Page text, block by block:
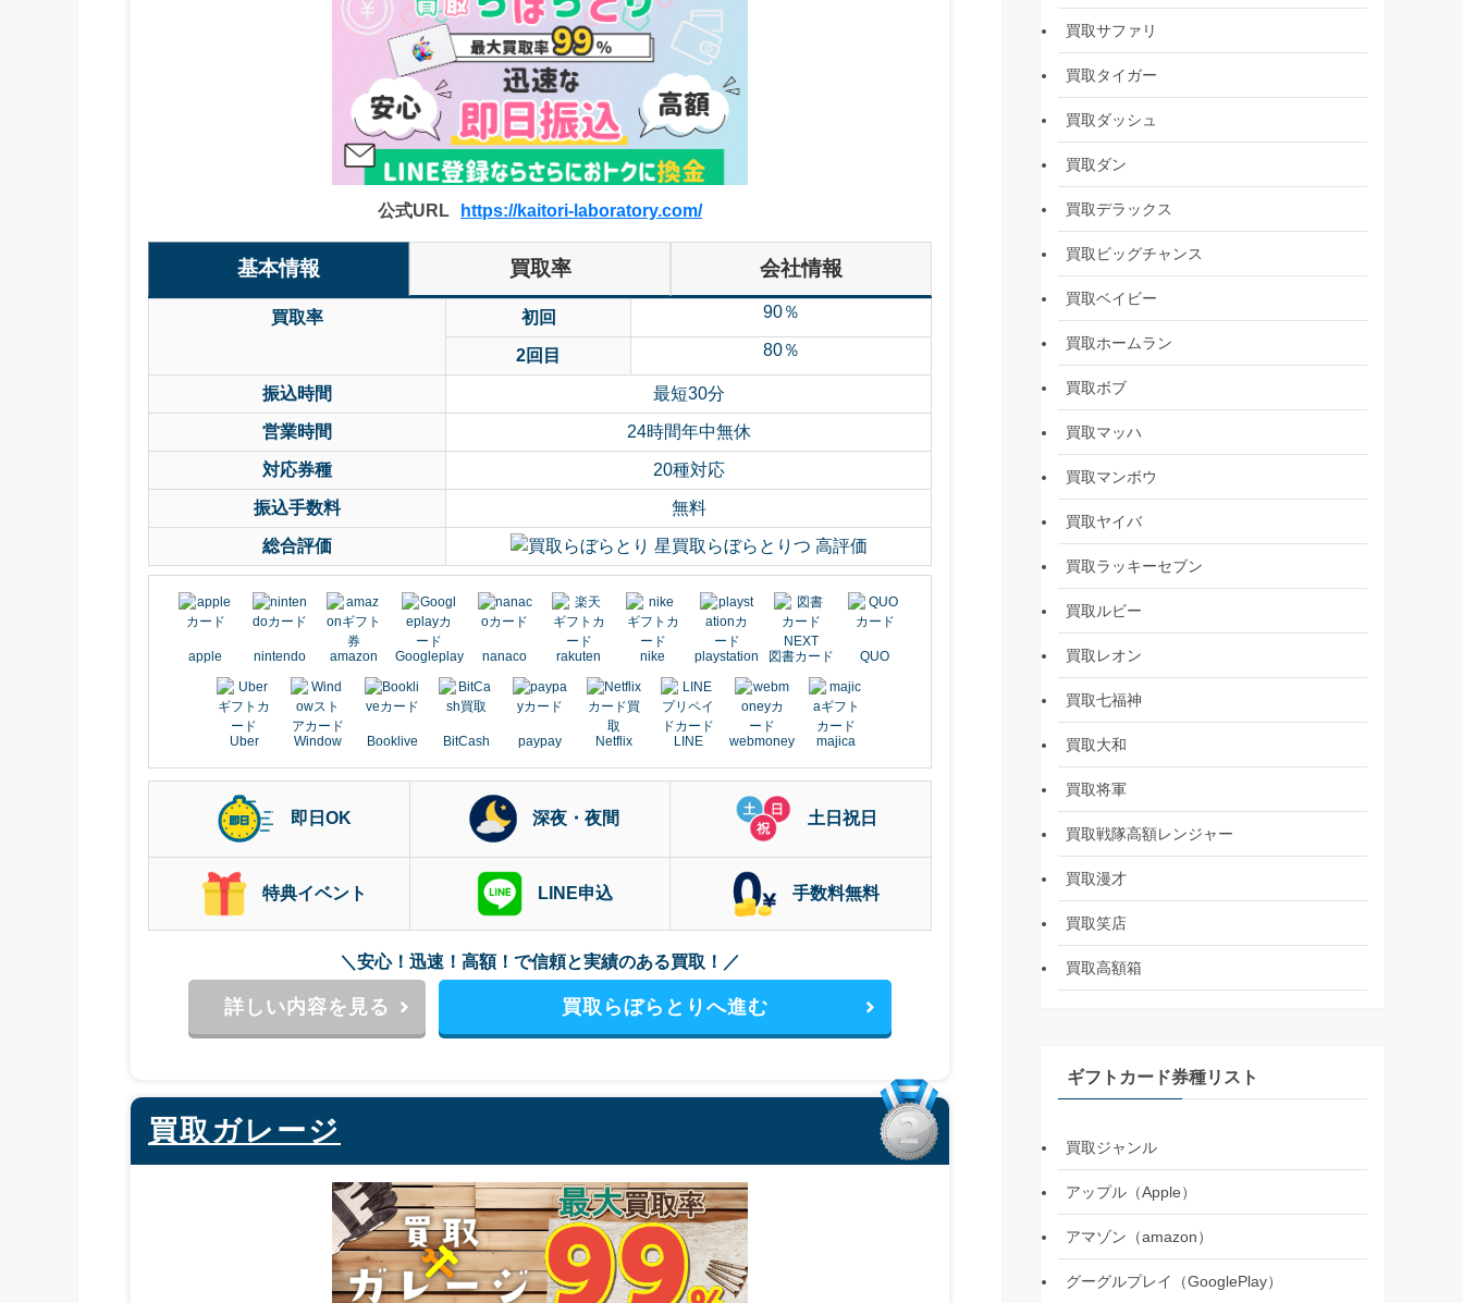
公式URL https://kaitori-laboratory.com/
基本情報 買取率 会社情報
買取率 初回 90％
2回目 80％
振込時間 最短30分
営業時間 24時間年中無休
対応券種 20種対応
振込手数料 無料
総合評価
apple nintendo amazon Googleplay nanaco rakuten nike playstation 図書カード QUO
Uber Window Booklive BitCash paypay Netflix LINE webmoney majica
即日OK 深夜・夜間 土日祝日
特典イベント LINE申込 手数料無料
＼安心！迅速！高額！で信頼と実績のある買取！／
詳しい内容を見る 買取らぼらとりへ進む
買取ガレージ
買取サファリ
買取タイガー
買取ダッシュ
買取ダン
買取デラックス
買取ビッグチャンス
買取ベイビー
買取ホームラン
買取ボブ
買取マッハ
買取マンボウ
買取ヤイバ
買取ラッキーセブン
買取ルビー
買取レオン
買取七福神
買取大和
買取将軍
買取戦隊高額レンジャー
買取漫才
買取笑店
買取高額箱
ギフトカード券種リスト
買取ジャンル
アップル（Apple）
アマゾン（amazon）
グーグルプレイ（GooglePlay）